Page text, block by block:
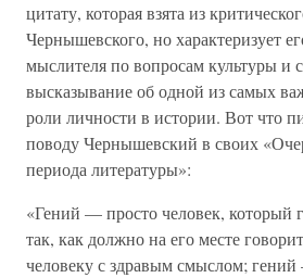
цитату, которая взята из
Чернышевского, но характеризует
мыслителя по вопросам культуры и
высказывание об одной из самых
роли личности в истории. Вот что
поводу Чернышевский в своих
периода литературы»:
«Гений — просто человек, который
так, как должно на его месте
человеку с здравым смыслом;